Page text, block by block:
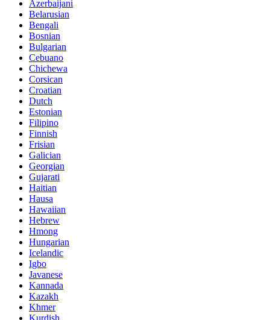
Azerbaijani
Belarusian
Bengali
Bosnian
Bulgarian
Cebuano
Chichewa
Corsican
Croatian
Dutch
Estonian
Filipino
Finnish
Frisian
Galician
Georgian
Gujarati
Haitian
Hausa
Hawaiian
Hebrew
Hmong
Hungarian
Icelandic
Igbo
Javanese
Kannada
Kazakh
Khmer
Kurdish